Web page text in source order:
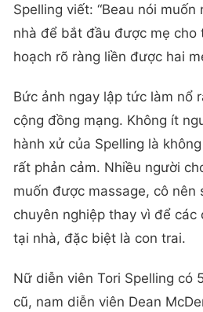
Spelling viết: “Beau nói
nhà để bắt đầu được mẹ cho
hoạch rõ ràng liền được hai
Bức ảnh ngay lập tức làm nổ
cộng đồng mạng. Không ít
hành xử của Spelling là
rất phản cảm. Nhiều người
muốn được massage, cô nên
chuyên nghiệp thay vì để các
tại nhà, đặc biệt là con trai.
Nữ diễn viên Tori Spelling có
cũ, nam diễn viên Dean